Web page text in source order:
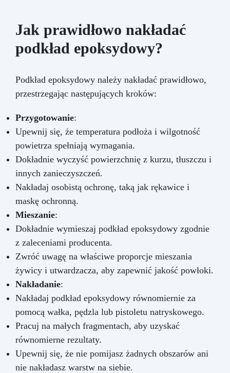
Jak prawidłowo nakładać
podkład epoksydowy?
Podkład epoksydowy należy nakładać prawidłowo,
przestrzegając następujących kroków:
Przygotowanie:
Upewnij się, że temperatura podłoża i wilgotność
powietrza spełniają wymagania.
Dokładnie wyczyść powierzchnię z kurzu, tłuszczu i
innych zanieczyszczeń.
Nakładaj osobistą ochronę, taką jak rękawice i
maskę ochronną.
Mieszanie:
Dokładnie wymieszaj podkład epoksydowy zgodnie
z zaleceniami producenta.
Zwróć uwagę na właściwe proporcje mieszania
żywicy i utwardzacza, aby zapewnić jakość powłoki.
Nakładanie:
Nakładaj podkład epoksydowy równomiernie za
pomocą wałka, pędzla lub pistoletu natryskowego.
Pracuj na małych fragmentach, aby uzyskać
równomierne rezultaty.
Upewnij się, że nie pomijasz żadnych obszarów ani
nie nakładasz warstw na siebie.